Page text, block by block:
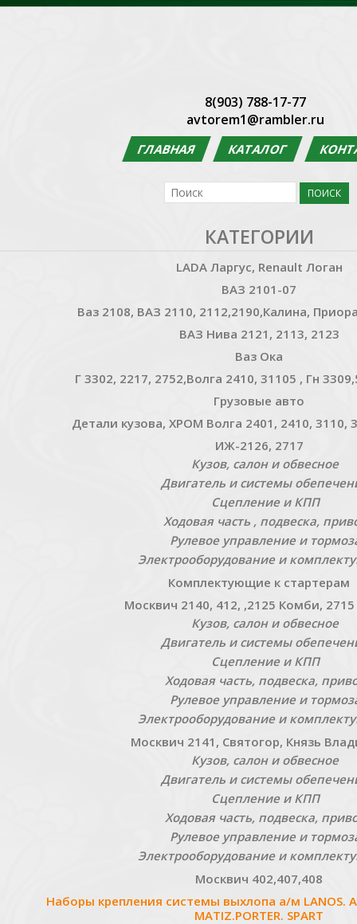
8(903) 788-17-77
avtorem1@rambler.ru
ГЛАВНАЯ КАТАЛОГ
КАТЕГОРИИ
LADA Ларгус, Renault Логан
ВАЗ 2101-07
Ваз 2108, ВАЗ 2110, 2112,2190,Калина,
ВАЗ Нива 2121, 2113, 2123
Ваз Ока
Г 3302, 2217, 2752,Волга 2410, 31105 , Гн
Грузовые авто
Детали кузова, ХРОМ Волга 2401, 2410, 3110,
ИЖ-2126, 2717
Кузов, салон и обвесное
Двигатель и системы
Сцепление и КПП
Ходовая часть , подвеска,
Рулевое управление и
Электрооборудование и
Комплектующие к стартерам
Москвич 2140, 412, ,2125 Комби,
Кузов, салон и обвесное
Двигатель и системы
Сцепление и КПП
Ходовая часть, подвеска,
Рулевое управление и
Электрооборудование и
Москвич 2141, Святогор, Князь
Кузов, салон и обвесное
Двигатель и системы
Сцепление и КПП
Ходовая часть, подвеска,
Рулевое управление и
Электрооборудование и
Москвич 402,407,408
Наборы крепления системы выхлопа а/м LANOS.
MATIZ.PORTER. SPART